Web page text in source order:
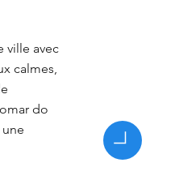
ville avec
calmes,
do